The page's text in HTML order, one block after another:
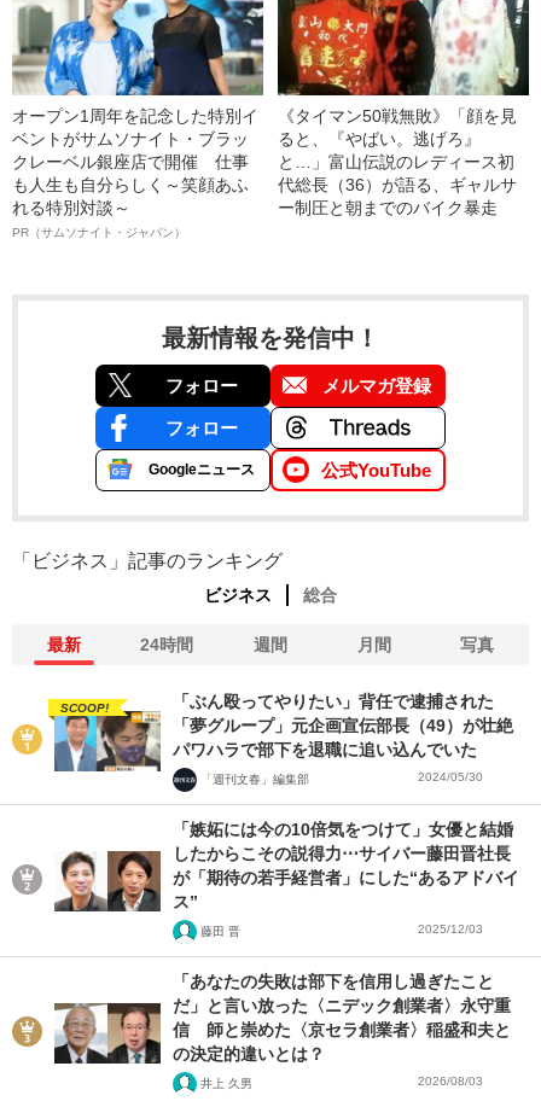
オープン1周年を記念した特別イ
ベントがサムソナイト・ブラッ
クレーベル銀座店で開催 仕事
も人生も自分らしく～笑顔あふ
れる特別対談～
PR（サムソナイト・ジャパン）
《タイマン50戦無敗》「顔を見
ると、『やばい。逃げろ』
と…」富山伝説のレディース初
代総長（36）が語る、ギャルサ
ー制圧と朝までのバイク暴走
最新情報を発信中！
フォロー メルマガ登録
フォロー
Googleニュース 公式YouTube
「ビジネス」記事のランキング
ビジネス 総合
最新 24時間 週間 月間 写真
SCOOP!
「ぶん殴ってやりたい」背任で逮捕された
「夢グループ」元企画宣伝部長（49）が壮絶
パワハラで部下を退職に追い込んでいた
「週刊文春」編集部 2024/05/30
「嫉妬には今の10倍気をつけて」女優と結婚
したからこその説得力⋯サイバー藤田晋社長
が「期待の若手経営者」にした“あるアドバイ
ス”
藤田 晋 2025/12/03
「あなたの失敗は部下を信用し過ぎたこと
だ」と言い放った〈ニデック創業者〉永守重
信 師と崇めた〈京セラ創業者〉稲盛和夫と
の決定的違いとは？
井上 久男 2026/08/03